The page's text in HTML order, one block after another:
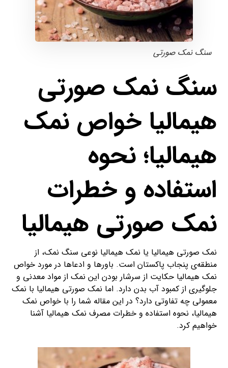
سنگ نمک صورتی
سنگ نمک صورتی
هیمالیا خواص نمک
هیمالیا؛ نحوه
استفاده و خطرات
نمک صورتی هیمالیا
نمک صورتی هیمالیا یا نمک هیمالیا نوعی سنگ نمک، از
منطقه‌ی پنجاب پاکستان است. باورها و ادعاها در مورد خواص
نمک هیمالیا حکایت از سرشار بودن این نمک از مواد معدنی و
جلوگیری از کمبود آب بدن دارد. اما نمک صورتی هیمالیا با نمک
معمولی چه تفاوتی دارد؟ در این مقاله شما را با خواص نمک
هیمالیا، نحوه استفاده و خطرات مصرف نمک هیمالیا آشنا
خواهیم کرد.